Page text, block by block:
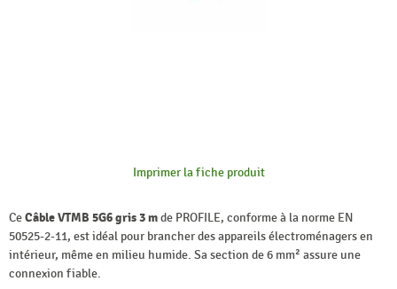
Imprimer la fiche produit
CeCâble VTMB 5G6 gris 3 mde PROFILE, conforme à la norme EN
50525-2-11, est idéal pour brancher des appareils électroménagers en
intérieur, même en milieu humide. Sa section de 6 mm² assure une
connexion fiable.